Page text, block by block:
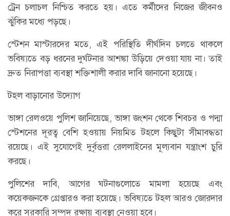
ট্রেন চলাচল নিশ্চিত করতে হয়। এতে কর্মীদের নিজের জীবনও
ঝুঁকির মধ্যে পড়ছে।
স্টেশন মাস্টারদের মতে, এই পরিস্থিতি দীর্ঘদিন চলতে থাকলে
ভবিষ্যতে বড় ধরনের দুর্ঘটনার আশঙ্কা উড়িয়ে দেওয়া যায় না। তাই
দ্রুত নিরাপত্তা ব্যবস্থা শক্তিশালী করার দাবি জানানো হয়েছে।
টহল বাড়ানোর উদ্যোগ
ভাঙ্গা রেলওয়ে পুলিশ জানিয়েছে, ভাঙ্গা জংশন থেকে শিবচর ও পদ্মা
স্টেশনের দূরত্ব বেশি হওয়ায় নিয়মিত টহলে কিছুটা সীমাবদ্ধতা
রয়েছে। এই সুযোগেই দুর্বৃত্তরা রেললাইনের মূল্যবান যন্ত্রাংশ চুরি
করছে।
পুলিশের দাবি, আগের ঘটনাগুলোতে মামলা হয়েছে এবং
কয়েকজনকে গ্রেপ্তারও করা হয়েছে। ভবিষ্যতে টহল আরও জোরদার
করে সরকারি সম্পদ রক্ষায় ব্যবস্থা নেওয়া হবে।